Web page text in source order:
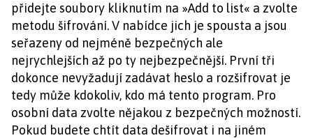
přidejte soubory kliknutím na »Add to list« a zvolte
metodu šifrování. V nabídce jich je spousta a jsou
seřazeny od nejméně bezpečných ale
nejrychlejších až po ty nejbezpečnější. První tři
dokonce nevyžadují zadávat heslo a rozšifrovat je
tedy může kdokoliv, kdo má tento program. Pro
osobní data zvolte nějakou z bezpečných možností.
Pokud budete chtít data dešifrovat i na jiném